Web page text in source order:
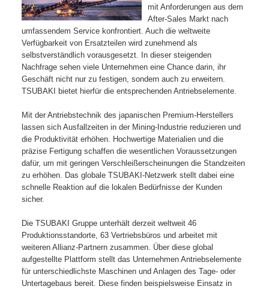
mit Anforderungen aus dem
After-Sales Markt nach
umfassendem Service konfrontiert. Auch die weltweite
Verfügbarkeit von Ersatzteilen wird zunehmend als
selbstverständlich vorausgesetzt. In dieser steigenden
Nachfrage sehen viele Unternehmen eine Chance darin, ihr
Geschäft nicht nur zu festigen, sondern auch zu erweitern.
TSUBAKI bietet hierfür die entsprechenden Antriebselemente.
Mit der Antriebstechnik des japanischen Premium-Herstellers
lassen sich Ausfallzeiten in der Mining-Industrie reduzieren und
die Produktivität erhöhen. Hochwertige Materialien und die
präzise Fertigung schaffen die wesentlichen Voraussetzungen
dafür, um mit geringen Verschleißerscheinungen die Standzeiten
zu erhöhen. Das globale TSUBAKI-Netzwerk stellt dabei eine
schnelle Reaktion auf die lokalen Bedürfnisse der Kunden
sicher.
Die TSUBAKI Gruppe unterhält derzeit weltweit 46
Produktionsstandorte, 63 Vertriebsbüros und arbeitet mit
weiteren Allianz-Partnern zusammen. Über diese global
aufgestellte Plattform stellt das Unternehmen Antriebselemente
für unterschiedlichste Maschinen und Anlagen des Tage- oder
Untertagebaus bereit. Diese finden beispielsweise Einsatz in